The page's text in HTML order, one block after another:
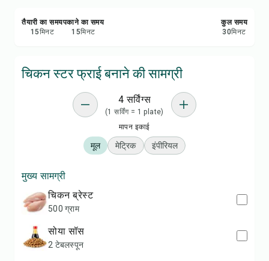
तैयारी का समय
15मिनट
पकाने का समय
15मिनट
कुल समय
30मिनट
चिकन स्टर फ्राई बनाने की सामग्री
4 सर्विंग्स
(1 सर्विंग = 1 plate)
मापन इकाई
मूल मेट्रिक इंपीरियल
मुख्य सामग्री
चिकन ब्रेस्ट
500 ग्राम
सोया सॉस
2 टेबलस्पून